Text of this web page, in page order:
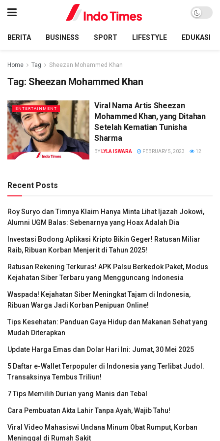
BERITA BUSINESS SPORT LIFESTYLE EDUKASI
Home Tag Sheezan Mohammed Khan
Tag: Sheezan Mohammed Khan
ENTERTAINMENT
Viral Nama Artis Sheezan
Mohammed Khan, yang Ditahan
Setelah Kematian Tunisha
Sharma
BY LYLA ISWARA FEBRUARY 5, 2023 12
Recent Posts
Roy Suryo dan Timnya Klaim Hanya Minta Lihat Ijazah Jokowi,
Alumni UGM Balas: Sebenarnya yang Hoax Adalah Dia
Investasi Bodong Aplikasi Kripto Bikin Geger! Ratusan Miliar
Raib, Ribuan Korban Menjerit di Tahun 2025!
Ratusan Rekening Terkuras! APK Palsu Berkedok Paket, Modus
Kejahatan Siber Terbaru yang Mengguncang Indonesia
Waspada! Kejahatan Siber Meningkat Tajam di Indonesia,
Ribuan Warga Jadi Korban Penipuan Online!
Tips Kesehatan: Panduan Gaya Hidup dan Makanan Sehat yang
Mudah Diterapkan
Update Harga Emas dan Dolar Hari Ini: Jumat, 30 Mei 2025
5 Daftar e-Wallet Terpopuler di Indonesia yang Terlibat Judol.
Transaksinya Tembus Triliun!
7 Tips Memilih Durian yang Manis dan Tebal
Cara Pembuatan Akta Lahir Tanpa Ayah, Wajib Tahu!
Viral Video Mahasiswi Undana Minum Obat Rumput, Korban
Meninggal di Rumah Sakit